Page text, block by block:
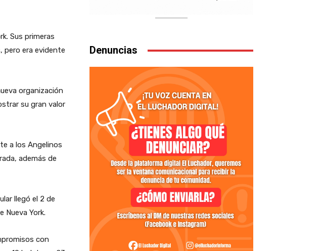
Sus primeras
pero era evidente
organización
su gran valor
a los Angelinos
además de
llegó el 2 de
Nueva York.
con
Denuncias